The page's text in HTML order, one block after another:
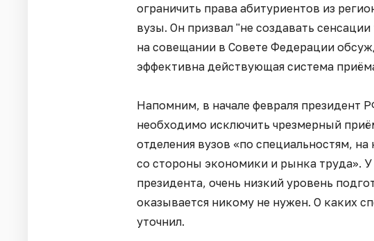
ограничить права абитуриентов из
вузы. Он призвал "не создавать
на совещании в Совете Федерации
эффективна действующая система
Напомним, в начале февраля президент
необходимо исключить чрезмерный
отделения вузов «по специальностям,
со стороны экономики и рынка труда».
президента, очень низкий уровень
оказывается никому не нужен. О каких
уточнил.